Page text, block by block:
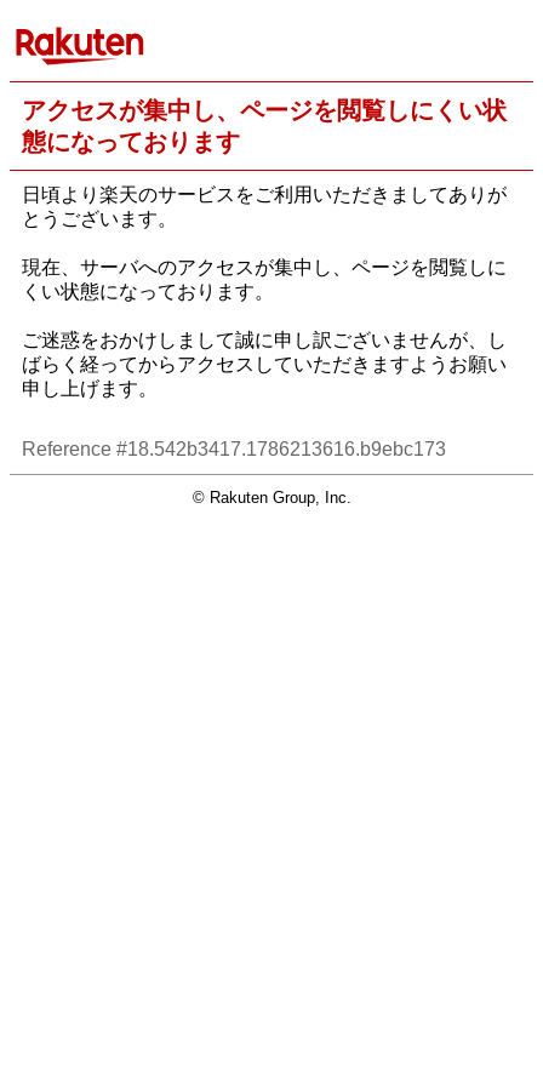
アクセスが集中し、ページを閲覧しにくい状
態になっております
日頃より楽天のサービスをご利用いただきましてありが
とうございます。
現在、サーバへのアクセスが集中し、ページを閲覧しに
くい状態になっております。
ご迷惑をおかけしまして誠に申し訳ございませんが、し
ばらく経ってからアクセスしていただきますようお願い
申し上げます。
Reference #18.542b3417.1786213616.b9ebc173
© Rakuten Group, Inc.